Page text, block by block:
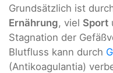
Grundsätzlich ist
Ernährung, viel Sport
Stagnation der
Blutfluss kann durch
(Antikoagulantia)